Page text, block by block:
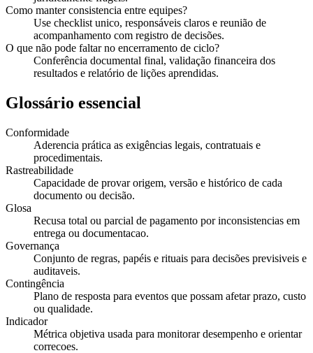
Como manter consistencia entre equipes?
Use checklist unico, responsáveis claros e reunião de
acompanhamento com registro de decisões.
O que não pode faltar no encerramento de ciclo?
Conferência documental final, validação financeira dos
resultados e relatório de lições aprendidas.
Glossário essencial
Conformidade
Aderencia prática as exigências legais, contratuais e
procedimentais.
Rastreabilidade
Capacidade de provar origem, versão e histórico de cada
documento ou decisão.
Glosa
Recusa total ou parcial de pagamento por inconsistencias em
entrega ou documentacao.
Governança
Conjunto de regras, papéis e rituais para decisões previsiveis e
auditaveis.
Contingência
Plano de resposta para eventos que possam afetar prazo, custo
ou qualidade.
Indicador
Métrica objetiva usada para monitorar desempenho e orientar
correcoes.